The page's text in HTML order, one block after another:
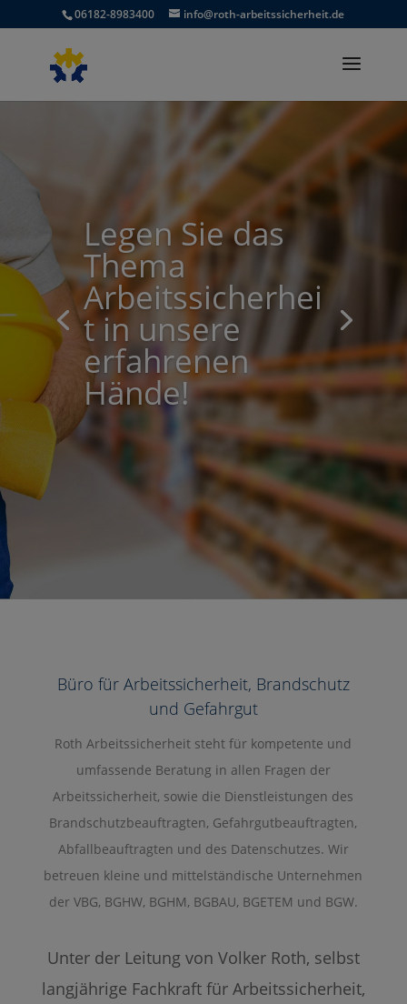
06182-8983400 info@roth-arbeitssicherheit.de
Legen Sie das
Thema
Arbeitssicherhei
t in unsere
erfahrenen
Hände!
Büro für Arbeitssicherheit, Brandschutz
und Gefahrgut
Roth Arbeitssicherheit steht für kompetente und
umfassende Beratung in allen Fragen der
Arbeitssicherheit, sowie die Dienstleistungen des
Brandschutzbeauftragten, Gefahrgutbeauftragten,
Abfallbeauftragten und des Datenschutzes. Wir
betreuen kleine und mittelständische Unternehmen
der VBG, BGHW, BGHM, BGBAU, BGETEM und BGW.
Unter der Leitung von Volker Roth, selbst
langjährige Fachkraft für Arbeitssicherheit,